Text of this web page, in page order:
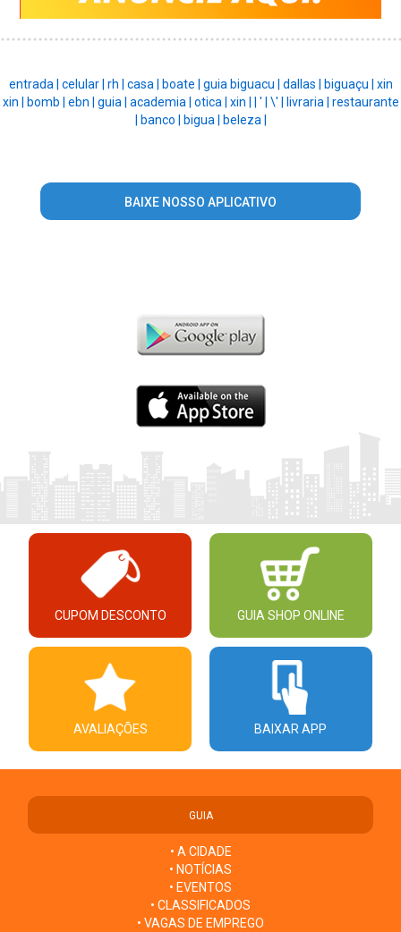
entrada | celular | rh | casa | boate | guia biguacu | dallas | biguaçu | xin
xin | bomb | ebn | guia | academia | otica | xin | | ' | \' | livraria | restaurante
| banco | bigua | beleza |
BAIXE NOSSO APLICATIVO
CUPOM DESCONTO GUIA SHOP ONLINE
AVALIAÇÕES BAIXAR APP
GUIA
• A CIDADE
• NOTÍCIAS
• EVENTOS
• CLASSIFICADOS
• VAGAS DE EMPREGO